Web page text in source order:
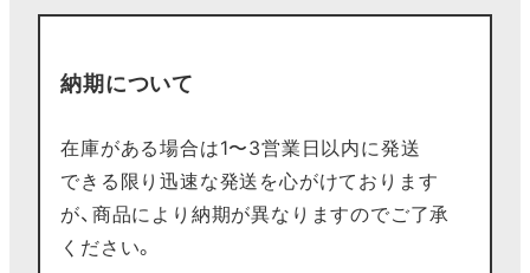
納期について
在庫がある場合は1〜3営業日以内に発送
できる限り迅速な発送を心がけております
が、商品により納期が異なりますのでご了承
ください。